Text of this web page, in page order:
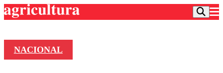
NACIONAL